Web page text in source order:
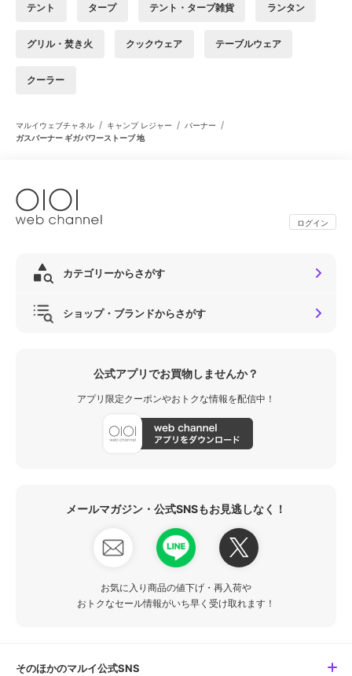
テント タープ テント・タープ雑貨 ランタン
グリル・焚き火 クックウェア テーブルウェア
クーラー
マルイウェブチャネル / キャンプ レジャー / バーナー /
ガスバーナー ギガパワーストーブ 地
ログイン
カテゴリーからさがす
ショップ・ブランドからさがす
公式アプリでお買物しませんか？
アプリ限定クーポンやおトクな情報を配信中！
メールマガジン・公式SNSもお見逃しなく！
お気に入り商品の値下げ・再入荷や
おトクなセール情報がいち早く受け取れます！
そのほかのマルイ公式SNS